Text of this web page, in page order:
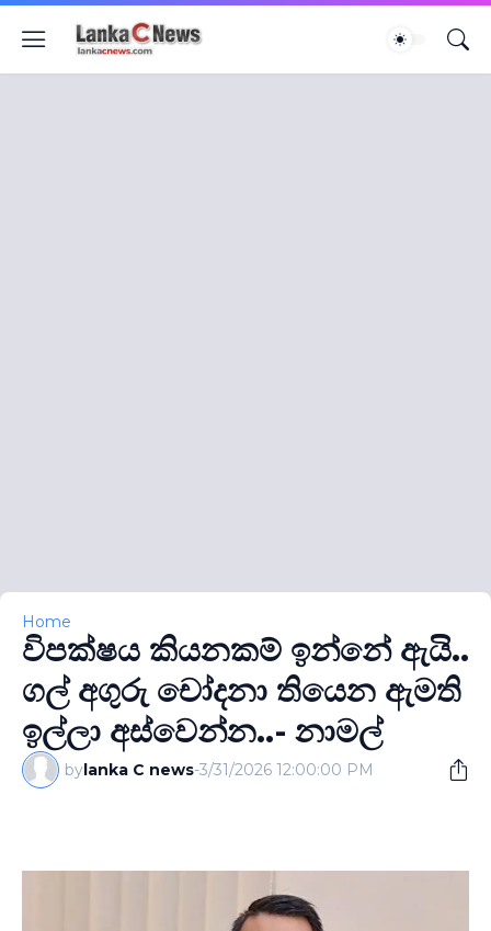
Home
විපක්ෂය කියනකම් ඉන්නේ ඇයි..
ගල් අගුරු චෝදනා තියෙන ඇමති
ඉල්ලා අස්වෙන්න..- නාමල්
bylanka C news-3/31/2026 12:00:00 PM